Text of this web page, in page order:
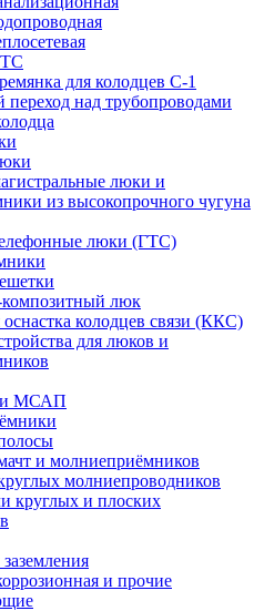
для колодцев С-1
над трубопроводами
люки и
из высокопрочного чугуна
люки (ГТС)
люк
колодцев связи (ККС)
для люков и
МСАП
и молниеприёмников
молниепроводников
круглых и плоских
и прочие